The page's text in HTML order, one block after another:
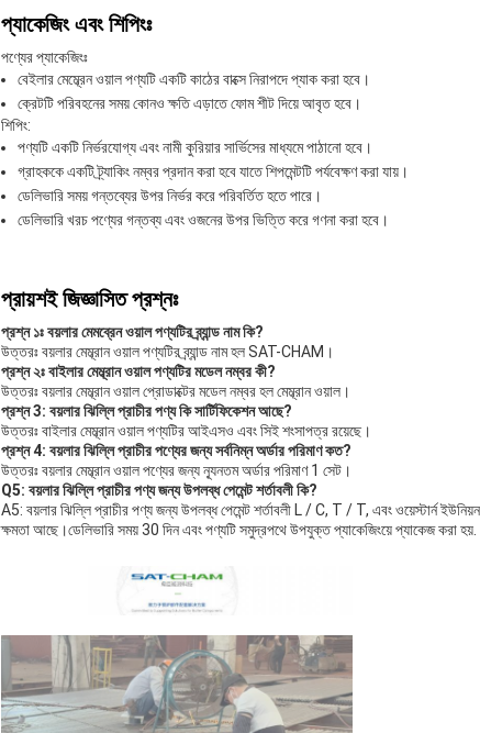
প্যাকেজিং এবং শিপিংঃ
পণ্যের প্যাকেজিংঃ
বেইলার মেম্ব্রেন ওয়াল পণ্যটি একটি কাঠের বাক্সে নিরাপদে প্যাক করা হবে।
ক্রেটটি পরিবহনের সময় কোনও ক্ষতি এড়াতে ফোম শীট দিয়ে আবৃত হবে।
শিপিং:
পণ্যটি একটি নির্ভরযোগ্য এবং নামী কুরিয়ার সার্ভিসের মাধ্যমে পাঠানো হবে।
গ্রাহককে একটি ট্র্যাকিং নম্বর প্রদান করা হবে যাতে শিপমেন্টটি পর্যবেক্ষণ করা যায়।
ডেলিভারি সময় গন্তব্যের উপর নির্ভর করে পরিবর্তিত হতে পারে।
ডেলিভারি খরচ পণ্যের গন্তব্য এবং ওজনের উপর ভিত্তি করে গণনা করা হবে।
প্রায়শই জিজ্ঞাসিত প্রশ্নঃ
প্রশ্ন ১ঃ বয়লার মেমব্রেন ওয়াল পণ্যটির ব্র্যান্ড নাম কি?
উত্তরঃ বয়লার মেম্ব্রান ওয়াল পণ্যটির ব্র্যান্ড নাম হল SAT-CHAM।
প্রশ্ন ২ঃ বাইলার মেম্ব্রান ওয়াল পণ্যটির মডেল নম্বর কী?
উত্তরঃ বয়লার মেম্ব্রান ওয়াল প্রোডাক্টের মডেল নম্বর হল মেম্ব্রান ওয়াল।
প্রশ্ন 3: বয়লার ঝিল্লি প্রাচীর পণ্য কি সার্টিফিকেশন আছে?
উত্তরঃ বাইলার মেম্ব্রান ওয়াল পণ্যটির আইএসও এবং সিই শংসাপত্র রয়েছে।
প্রশ্ন 4: বয়লার ঝিল্লি প্রাচীর পণ্যের জন্য সর্বনিম্ন অর্ডার পরিমাণ কত?
উত্তরঃ বয়লার মেম্ব্রান ওয়াল পণ্যের জন্য ন্যূনতম অর্ডার পরিমাণ 1 সেট।
Q5: বয়লার ঝিল্লি প্রাচীর পণ্য জন্য উপলব্ধ পেমেন্ট শর্তাবলী কি?
A5: বয়লার ঝিল্লি প্রাচীর পণ্য জন্য উপলব্ধ পেমেন্ট শর্তাবলী L / C, T / T, এবং ওয়েস্টার্ন
ক্ষমতা আছে।ডেলিভারি সময় 30 দিন এবং পণ্যটি সমুদ্রপথে উপযুক্ত প্যাকেজিংয়ে প্যাকেজ করা হয়.